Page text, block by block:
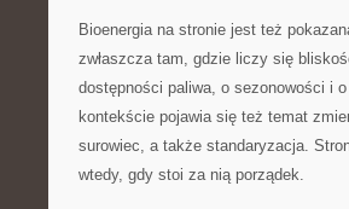
Bioenergia na stronie jest też
zwłaszcza tam, gdzie liczy się
dostępności paliwa, o sezonowości i
kontekście pojawia się też temat
surowiec, a także standaryzacja.
wtedy, gdy stoi za nią porządek.